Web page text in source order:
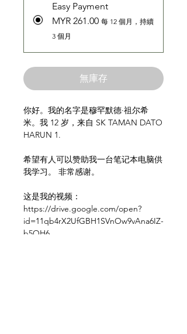
Easy Payment
MYR 261.00 每 12 個月，持續
3 個月
無庫存
你好。我的名字是穆罕默德·祖尔希
米。我 12 岁，来自 SK TAMAN DATO
HARUN 1.
希望有人可以赞助我一台笔记本电脑供
我学习。 非常感谢。
这是我的视频：
https://drive.google.com/open?
id=11qb4rX2UfGBH1SVnOw9vAna6IZ-
b5OH6